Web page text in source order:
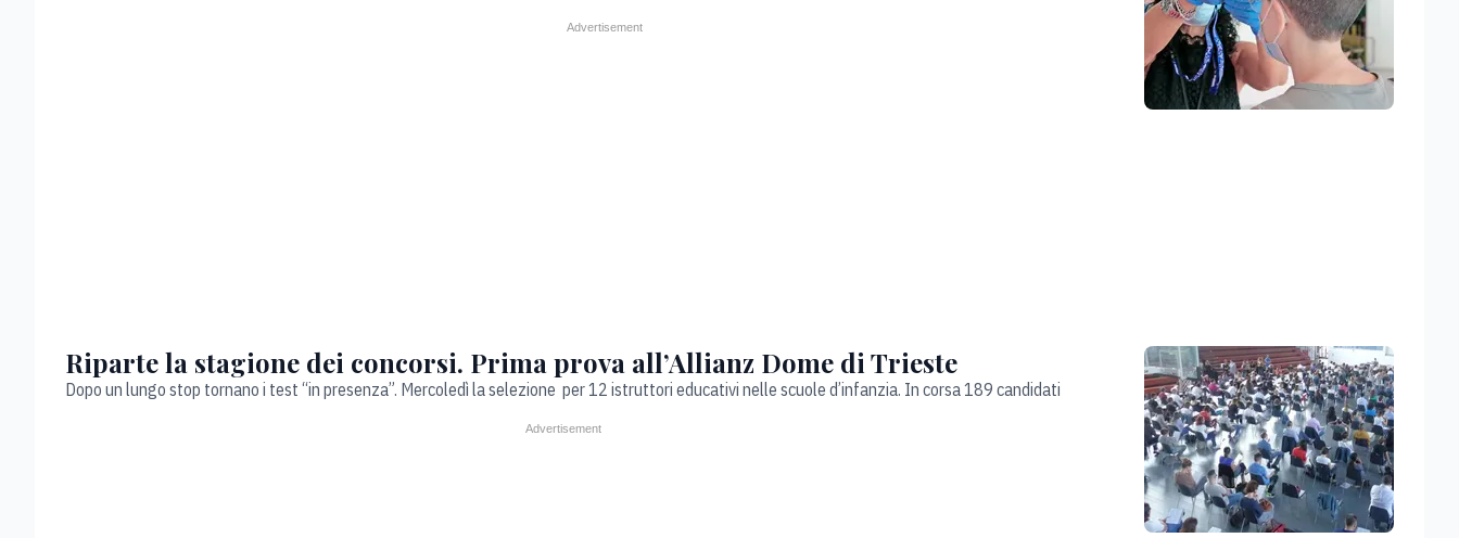
Riparte la stagione dei concorsi. Prima prova all’Allianz Dome di Trieste
Dopo un lungo stop tornano i test “in presenza”. Mercoledì la selezione per 12 istruttori educativi nelle scuole d’infanzia. In corsa 189 candidati